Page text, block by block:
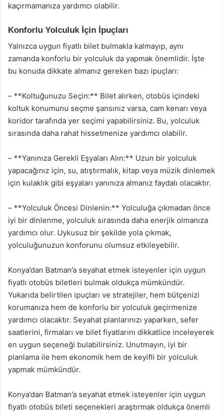
kaçırmamanıza yardımcı olabilir.
Konforlu Yolculuk İçin İpuçları
Yalnızca uygun fiyatlı bilet bulmakla kalmayıp, aynı
zamanda konforlu bir yolculuk da yapmak önemlidir. İşte
bu konuda dikkate almanız gereken bazı ipuçları:
– **Koltuğunuzu Seçin:** Bilet alırken, otobüs içindeki
koltuk konumunu seçme şansınız varsa, cam kenarı veya
koridor tarafında yer seçimi yapabilirsiniz. Bu, yolculuk
sırasında daha rahat hissetmenize yardımcı olabilir.
– **Yanınıza Gerekli Eşyaları Alın:** Uzun bir yolculuk
yapacağınız için, su, atıştırmalık, kitap veya müzik dinlemek
için kulaklık gibi eşyaları yanınıza almanız faydalı olacaktır.
– **Yolculuk Öncesi Dinlenin:** Yolculuğa çıkmadan önce
iyi bir dinlenme, yolculuk sırasında daha enerjik olmanıza
yardımcı olur. Uykusuz bir şekilde yola çıkmak,
yolculuğunuzun konforunu olumsuz etkileyebilir.
Konya’dan Batman’a seyahat etmek isteyenler için uygun
fiyatlı otobüs biletleri bulmak oldukça mümkündür.
Yukarıda belirtilen ipuçları ve stratejiler, hem bütçenizi
korumanıza hem de konforlu bir yolculuk geçirmenize
yardımcı olacaktır. Seyahat planlarınızı yaparken, sefer
saatlerini, firmaları ve bilet fiyatlarını dikkatlice inceleyerek
en uygun seçeneği bulabilirsiniz. Unutmayın, iyi bir
planlama ile hem ekonomik hem de keyifli bir yolculuk
yapmak mümkündür.
Konya’dan Batman’a seyahat etmek isteyenler için uygun
fiyatlı otobüs bileti seçenekleri araştırmak oldukça önemli